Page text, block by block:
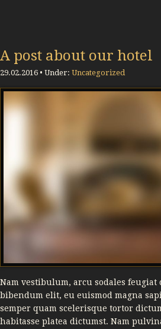
A post about our hotel
29.02.2016 • Under: Uncategorized
Nam vestibulum, arcu sodales
bibendum elit, eu euismod magna
semper quam scelerisque tortor
habitasse platea dictumst. Nam